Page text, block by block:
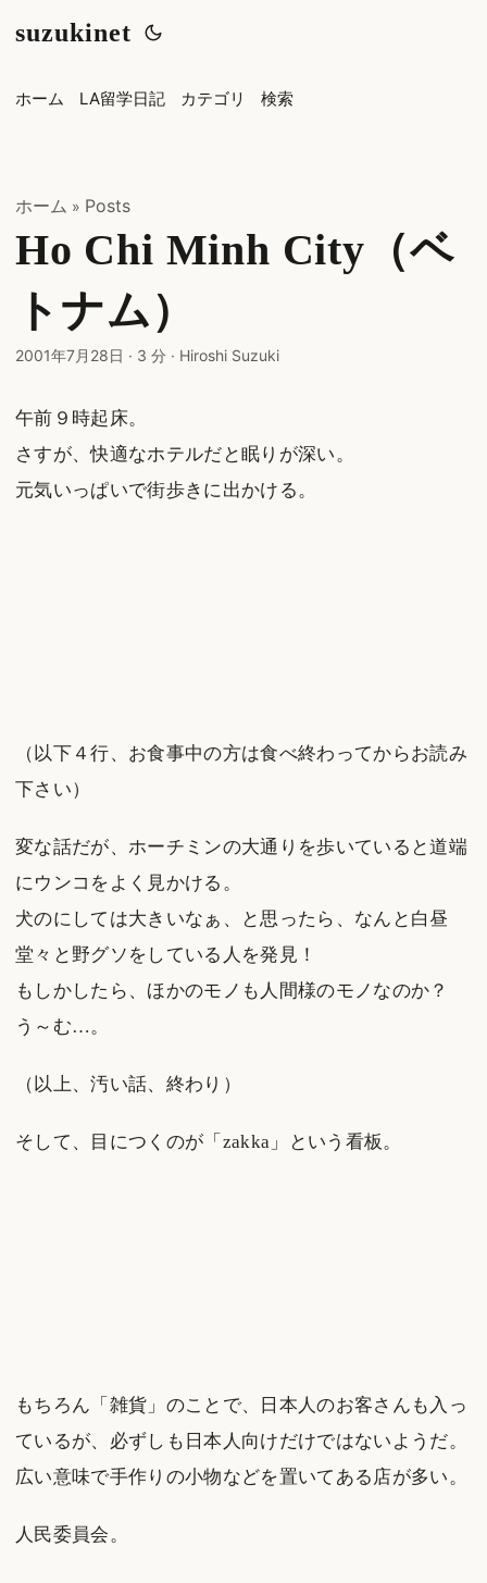
suzukinet
ホーム LA留学日記 カテゴリ 検索
ホーム » Posts
Ho Chi Minh City（ベ
トナム）
2001年7月28日 · 3 分 · Hiroshi Suzuki
午前９時起床。
さすが、快適なホテルだと眠りが深い。
元気いっぱいで街歩きに出かける。
（以下４行、お食事中の方は食べ終わってからお読み
下さい）
変な話だが、ホーチミンの大通りを歩いていると道端
にウンコをよく見かける。
犬のにしては大きいなぁ、と思ったら、なんと白昼
堂々と野グソをしている人を発見！
もしかしたら、ほかのモノも人間様のモノなのか？
う～む…。
（以上、汚い話、終わり）
そして、目につくのが「zakka」という看板。
もちろん「雑貨」のことで、日本人のお客さんも入っ
ているが、必ずしも日本人向けだけではないようだ。
広い意味で手作りの小物などを置いてある店が多い。
人民委員会。